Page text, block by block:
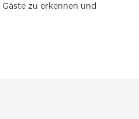
zu erkennen und